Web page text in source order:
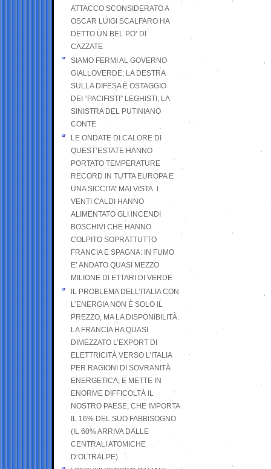
ATTACCO SCONSIDERATO A
OSCAR LUIGI SCALFARO HA
DETTO UN BEL PO’ DI
CAZZATE
SIAMO FERMI AL GOVERNO
GIALLOVERDE: LA DESTRA
SULLA DIFESA È OSTAGGIO
DEI “PACIFISTI” LEGHISTI, LA
SINISTRA DEL PUTINIANO
CONTE
LE ONDATE DI CALORE DI
QUEST’ESTATE HANNO
PORTATO TEMPERATURE
RECORD IN TUTTA EUROPA E
UNA SICCITA’ MAI VISTA. I
VENTI CALDI HANNO
ALIMENTATO GLI INCENDI
BOSCHIVI CHE HANNO
COLPITO SOPRATTUTTO
FRANCIA E SPAGNA: IN FUMO
E’ ANDATO QUASI MEZZO
MILIONE DI ETTARI DI VERDE
IL PROBLEMA DELL’ITALIA CON
L’ENERGIA NON È SOLO IL
PREZZO, MA LA DISPONIBILITÀ.
LA FRANCIA HA QUASI
DIMEZZATO L’EXPORT DI
ELETTRICITÀ VERSO L’ITALIA
PER RAGIONI DI SOVRANITÀ
ENERGETICA, E METTE IN
ENORME DIFFICOLTÀ IL
NOSTRO PAESE, CHE IMPORTA
IL 16% DEL SUO FABBISOGNO
(IL 60% ARRIVA DALLE
CENTRALI ATOMICHE
D’OLTRALPE)